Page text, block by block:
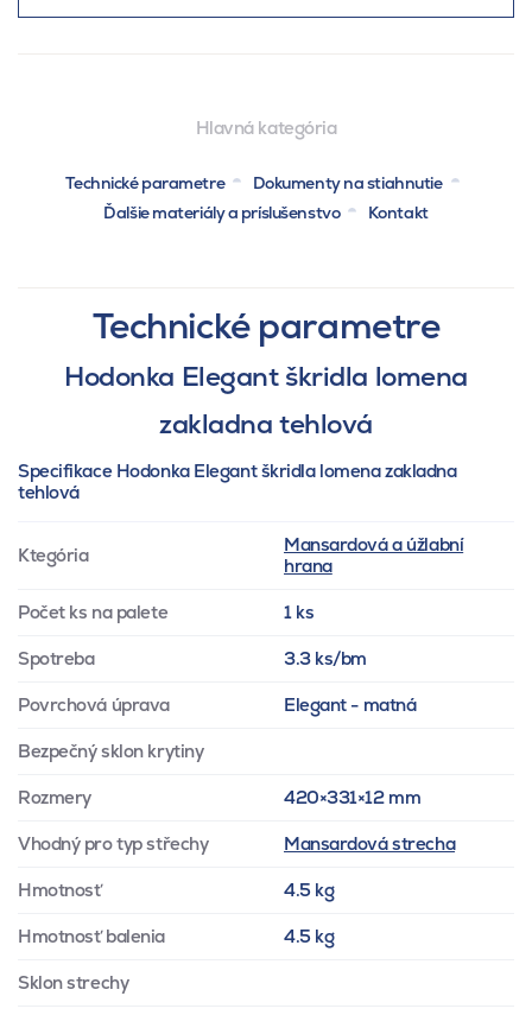
Hlavná kategória
Technické parametre
Dokumenty na stiahnutie
Ďalšie materiály a príslušenstvo
Kontakt
Technické parametre
Hodonka Elegant škridla lomena
zakladna tehlová
Specifikace Hodonka Elegant škridla lomena zakladna
tehlová
Ktegória
Mansardová a úžlabní
hrana
Počet ks na palete 1 ks
Spotreba 3.3 ks/bm
Povrchová úprava Elegant - matná
Bezpečný sklon krytiny
Rozmery 420×331×12 mm
Vhodný pro typ střechy Mansardová strecha
Hmotnosť 4.5 kg
Hmotnosť balenia 4.5 kg
Sklon strechy